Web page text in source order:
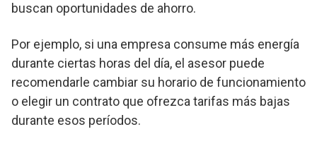
buscan oportunidades de ahorro.
Por ejemplo, si una empresa consume más energía
durante ciertas horas del día, el asesor puede
recomendarle cambiar su horario de funcionamiento
o elegir un contrato que ofrezca tarifas más bajas
durante esos períodos.